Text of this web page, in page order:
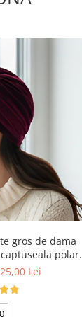
gros de dama
polar,
Lei